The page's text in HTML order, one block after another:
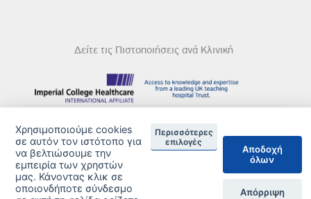
Δείτε τις Πιστοποιήσεις ανά Κλινική
© 2026 Copyright © Iatriko.gr | Powered by Aboutnet
Χρησιμοποιούμε cookies
σε αυτόν τον ιστότοπο για
να βελτιώσουμε την
εμπειρία των χρηστών
μας. Κάνοντας κλικ σε
οποιονδήποτε σύνδεσμο
Περισσότερες
επιλογές
Αποδοχή
όλων
Απόρριψη